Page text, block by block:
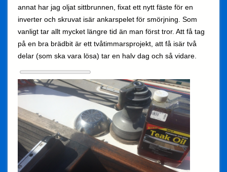
annat har jag oljat sittbrunnen, fixat ett nytt fäste för en
inverter och skruvat isär ankarspelet för smörjning. Som
vanligt tar allt mycket längre tid än man först tror. Att få tag
på en bra brädbit är ett tvåtimmarsprojekt, att få isär två
delar (som ska vara lösa) tar en halv dag och så vidare.